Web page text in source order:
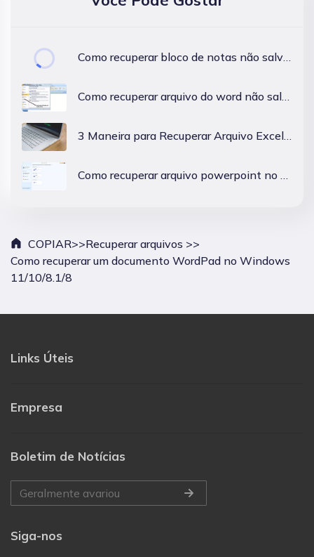
Como recuperar bloco de notas não salvo/apagado no Windows 10/11?
Como recuperar arquivo do word não salvo/apagado no PC?
3 Maneira para Recuperar Arquivo Excel Corrompido - XLS/XLSX
Como recuperar arquivo powerpoint no Mac
COPIAR>>Recuperar arquivos >>
Como recuperar um documento WordPad no Windows
11/10/8.1/8
Links Úteis
Empresa
Boletim de Notícias
Siga-nos